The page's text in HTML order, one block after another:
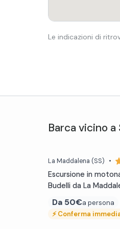
Le indicazioni di
Barcavicino a
La Maddalena (SS) •
Escursione in
Budelli da La
Da 50€a persona
⚡Conferma